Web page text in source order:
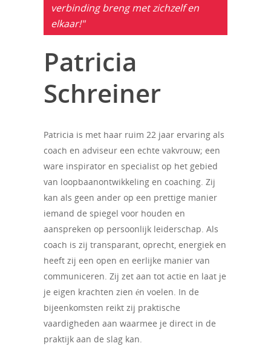
verbinding breng met zichzelf en
elkaar!"
Patricia
Schreiner
Patricia is met haar ruim 22 jaar ervaring als
coach en adviseur een echte vakvrouw; een
ware inspirator en specialist op het gebied
van loopbaanontwikkeling en coaching. Zij
kan als geen ander op een prettige manier
iemand de spiegel voor houden en
aanspreken op persoonlijk leiderschap. Als
coach is zij transparant, oprecht, energiek en
heeft zij een open en eerlijke manier van
communiceren. Zij zet aan tot actie en laat je
je eigen krachten zien én voelen. In de
bijeenkomsten reikt zij praktische
vaardigheden aan waarmee je direct in de
praktijk aan de slag kan.